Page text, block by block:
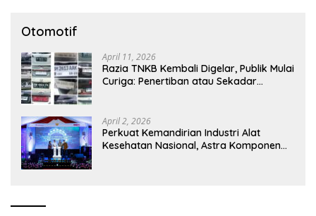
Otomotif
April 11, 2026
Razia TNKB Kembali Digelar, Publik Mulai
Curiga: Penertiban atau Sekadar
April 2, 2026
Perkuat Kemandirian Industri Alat
Kesehatan Nasional, Astra Komponen